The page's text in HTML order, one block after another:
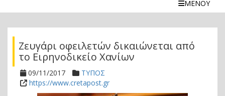
ΜΕΝΟΥ
Ζευγάρι οφειλετών δικαιώνεται από
το Ειρηνοδικείο Χανίων
09/11/2017
ΤΥΠΟΣ
https://www.cretapost.gr